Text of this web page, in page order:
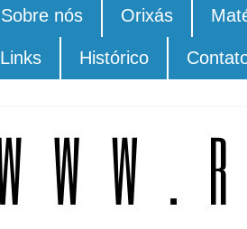
Sobre nós Orixás
Links Histórico